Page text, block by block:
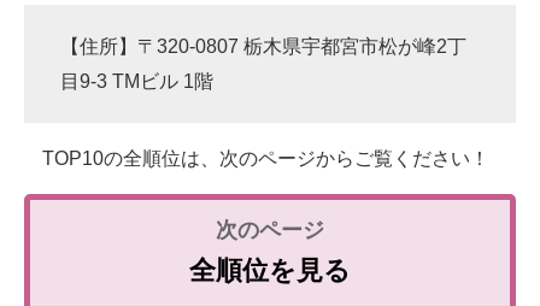
【住所】〒320-0807 栃木県宇都宮市松が峰2丁
目9-3 TMビル 1階
TOP10の全順位は、次のページからご覧ください！
全順位を見る